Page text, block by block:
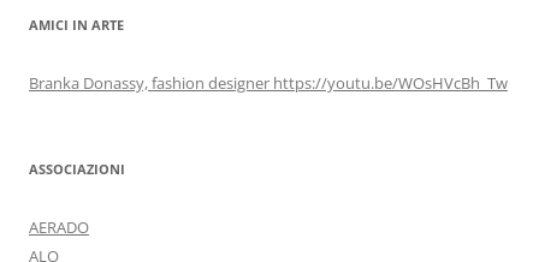
AMICI IN ARTE
Branka Donassy, fashion designer https://youtu.be/WOsHVcBh_Tw
ASSOCIAZIONI
AERADO
ALO